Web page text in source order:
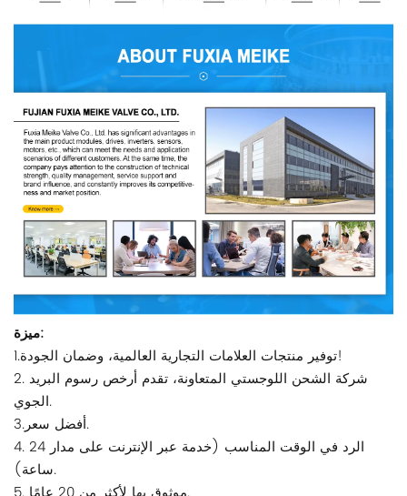
ميزة:
1.توفير منتجات العلامات التجارية العالمية، وضمان الجودة!
2. شركة الشحن اللوجستي المتعاونة، تقدم أرخص رسوم البريد
الجوي.
3.أفضل سعر.
4. الرد في الوقت المناسب (خدمة عبر الإنترنت على مدار 24
ساعة).